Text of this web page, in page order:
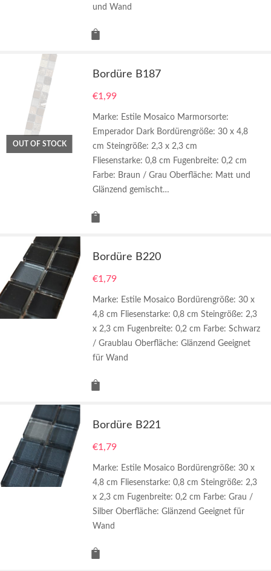
und Wand
OUT OF STOCK
Bordüre B187
€1,99
Marke: Estile Mosaico Marmorsorte:
Emperador Dark Bordürengröße: 30 x 4,8
cm Steingröße: 2,3 x 2,3 cm
Fliesenstarke: 0,8 cm Fugenbreite: 0,2 cm
Farbe: Braun / Grau Oberfläche: Matt und
Glänzend gemischt…
Bordüre B220
€1,79
Marke: Estile Mosaico Bordürengröße: 30 x
4,8 cm Fliesenstarke: 0,8 cm Steingröße: 2,3
x 2,3 cm Fugenbreite: 0,2 cm Farbe: Schwarz
/ Graublau Oberfläche: Glänzend Geeignet
für Wand
Bordüre B221
€1,79
Marke: Estile Mosaico Bordürengröße: 30 x
4,8 cm Fliesenstarke: 0,8 cm Steingröße: 2,3
x 2,3 cm Fugenbreite: 0,2 cm Farbe: Grau /
Silber Oberfläche: Glänzend Geeignet für
Wand